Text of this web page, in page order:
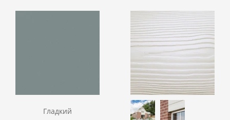
Гладкий